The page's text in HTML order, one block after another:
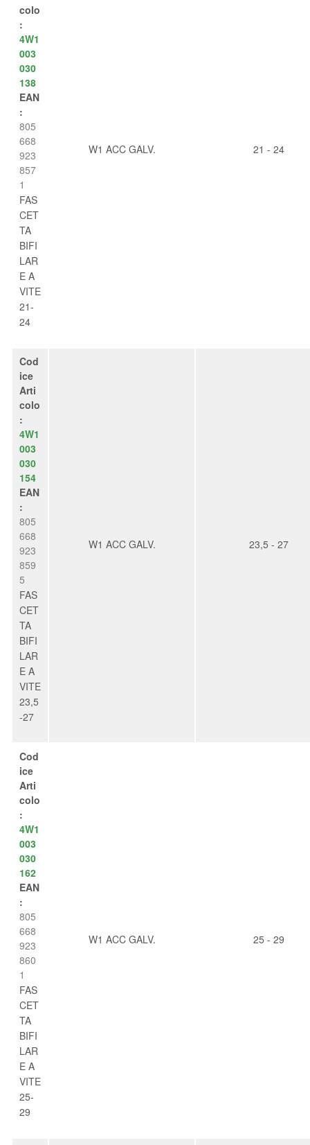
colo
:
4W1
003
030
138
EAN
:
805
668
923
857
1
FAS
CET
TA
BIFI
LAR
E A
VITE
21-
24
W1 ACC GALV. 21 - 24
Cod
ice
Arti
colo
:
4W1
003
030
154
EAN
:
805
668
923
859
5
FAS
CET
TA
BIFI
LAR
E A
VITE
23,5
-27
W1 ACC GALV. 23,5 - 27
Cod
ice
Arti
colo
:
4W1
003
030
162
EAN
:
805
668
923
860
1
FAS
CET
TA
BIFI
LAR
E A
VITE
25-
29
W1 ACC GALV. 25 - 29